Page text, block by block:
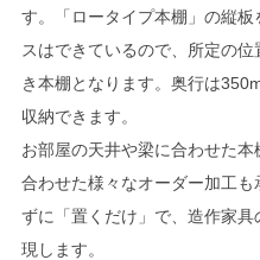
す。「ロータイプ本棚」の縦
スはできているので、所定の
き本棚となります。奥行は
収納できます。
お部屋の天井や梁に合わせた
合わせた様々なオーダー加工
ずに「置くだけ」で、造作家
現します。